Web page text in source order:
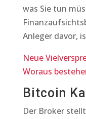
was Sie tun
Anleger davor,
Neue
Woraus
Bitcoin
Der Broker